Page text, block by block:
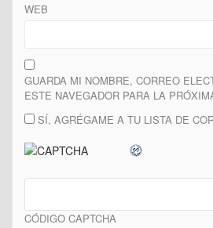
WEB
GUARDA MI NOMBRE, CORREO
ESTE NAVEGADOR PARA LA
SÍ, AGRÉGAME A TU LISTA DE
CÓDIGO CAPTCHA